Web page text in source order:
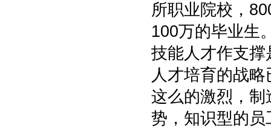
所职业院校，
100万的毕业生
技能人才作支
人才培育的战
这么的激烈，
势，知识型的